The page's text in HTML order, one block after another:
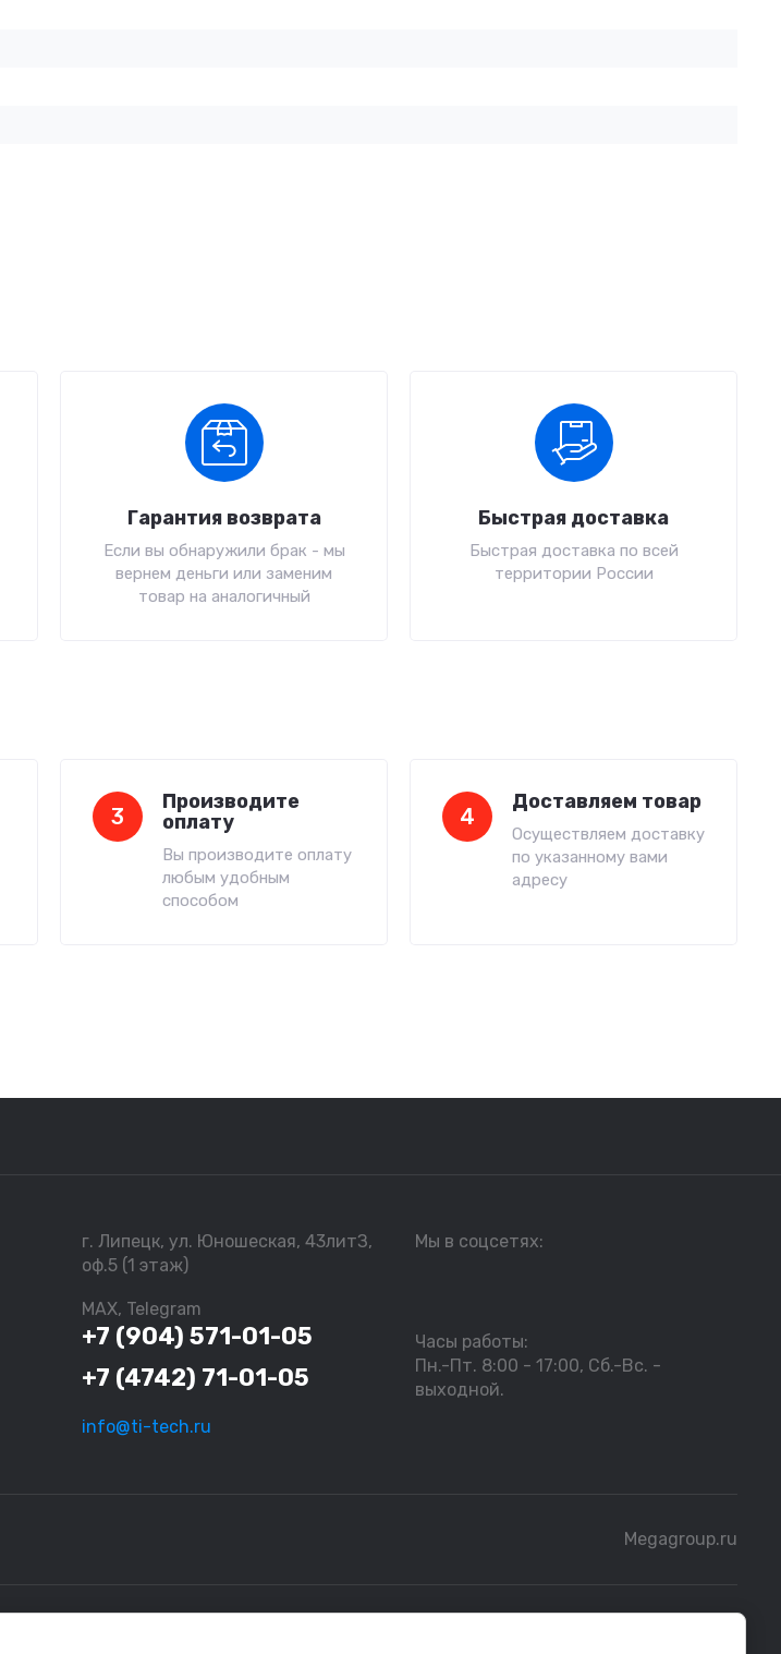
Гарантия возврата
Если вы обнаружили брак - мы
вернем деньги или заменим
товар на аналогичный
Быстрая доставка
Быстрая доставка по всей
территории России
3
Производите
оплату
Вы производите оплату
любым удобным
способом
4
Доставляем товар
Осуществляем доставку
по указанному вами
адресу
г. Липецк, ул. Юношеская, 43литЗ,
оф.5 (1 этаж)
MAX, Telegram
+7 (904) 571-01-05
+7 (4742) 71-01-05
info@ti-tech.ru
Мы в соцсетях:
Часы работы:
Пн.-Пт. 8:00 - 17:00, Сб.-Вс. -
выходной.
Megagroup.ru